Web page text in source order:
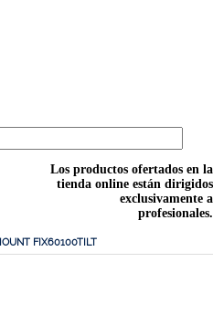
Los productos ofertados en la
tienda online están dirigidos
exclusivamente a
profesionales.